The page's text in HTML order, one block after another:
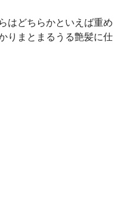
はどちらかといえば重め
りまとまるうる艶髪に仕